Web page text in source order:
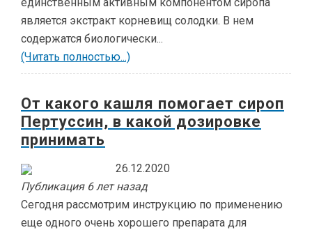
является экстракт корневищ солодки. В нем
содержатся биологически...
(Читать полностью...)
От какого кашля помогает сироп
Пертуссин, в какой дозировке
принимать
26.12.2020
Публикация 6 лет назад
Сегодня рассмотрим инструкцию по применению
еще одного очень хорошего препарата для